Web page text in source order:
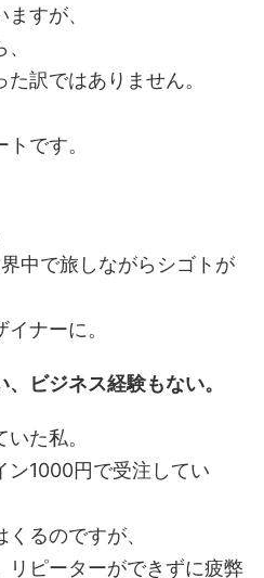
すが、
訳ではありません。
です。
中で旅しながらシゴトが
ナーに。
ビジネス経験もない。
た私。
ン1000円で受注してい
るのですが、
リピーターができずに疲弊